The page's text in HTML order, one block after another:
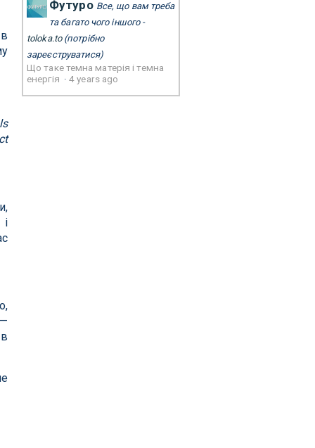
Футуро Все, що вам треба
та багато чого іншого -
toloka.to(потрібно
зареєструватися)
Що таке темна матерія і темна
енергія ·4 years ago